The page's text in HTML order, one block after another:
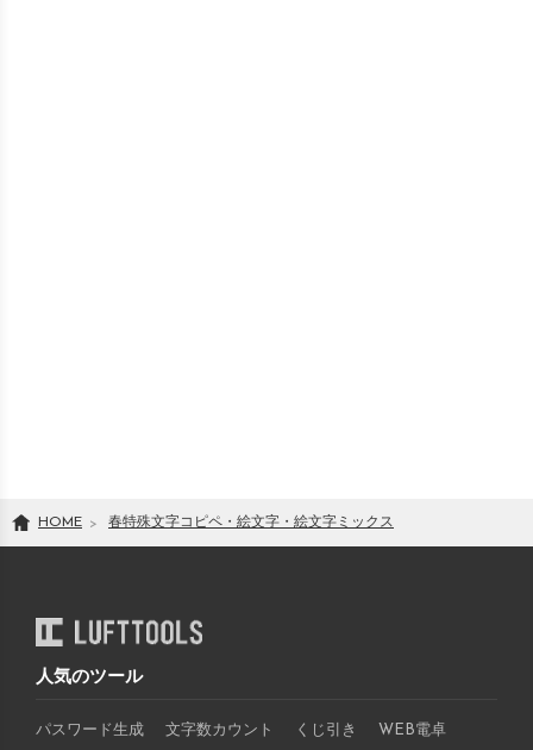
HOME 春特殊文字コピペ・絵文字・絵文字ミックス
人気のツール
パスワード生成 文字数カウント くじ引き WEB電卓